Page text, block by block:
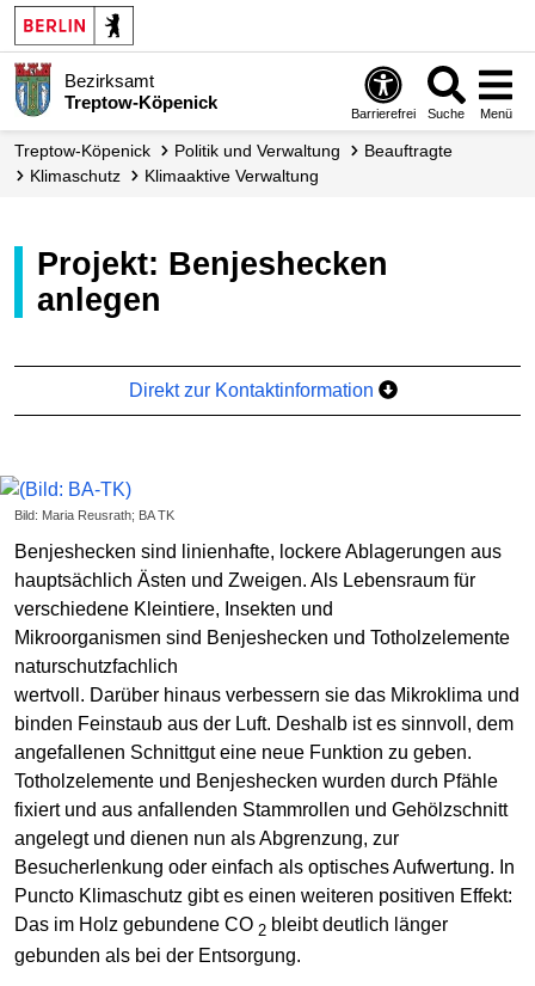
Bezirksamt
Treptow-Köpenick
Barrierefrei Suche Menü
Treptow-Köpenick Politik und Verwaltung
Beauftragte
Klimaschutz
Klimaaktive Verwaltung
Projekt: Benjeshecken
anlegen
Direkt zur Kontaktinformation
Bild: Maria Reusrath; BA TK
Benjeshecken sind linienhafte, lockere Ablagerungen aus
hauptsächlich Ästen und Zweigen. Als Lebensraum für
verschiedene Kleintiere, Insekten und
Mikroorganismen sind Benjeshecken und Totholzelemente
naturschutzfachlich
wertvoll. Darüber hinaus verbessern sie das Mikroklima und
binden Feinstaub aus der Luft. Deshalb ist es sinnvoll, dem
angefallenen Schnittgut eine neue Funktion zu geben.
Totholzelemente und Benjeshecken wurden durch Pfähle
fixiert und aus anfallenden Stammrollen und Gehölzschnitt
angelegt und dienen nun als Abgrenzung, zur
Besucherlenkung oder einfach als optisches Aufwertung. In
Puncto Klimaschutz gibt es einen weiteren positiven Effekt:
Das im Holz gebundene CO 2 bleibt deutlich länger
gebunden als bei der Entsorgung.